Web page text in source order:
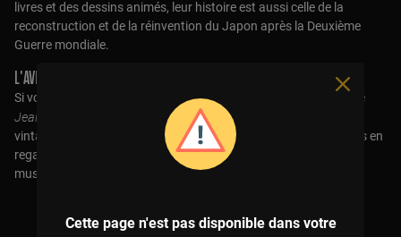
Cette page n'est pas disponible dans votre
livres et des dessins animés, leur histoire est aussi celle de la
reconstruction et de la réinvention du Japon après la Deuxième
Guerre mondiale.
L'AVIS DE LA RÉDAC :
Si vous pensiez que le volley japonais se limitait au dessin animé
Jeanne et Serge
. Si vous aimez le Japon, et surtout le Japon
vintage. Si vous voulez rejoindre des dimensions psychédéliques en
regardant des images de smash des années 60 sur fond de
musique enivrante. Foncez !